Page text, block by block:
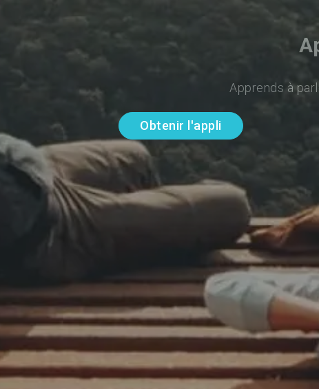
Apprends à
Obtenir l'appli